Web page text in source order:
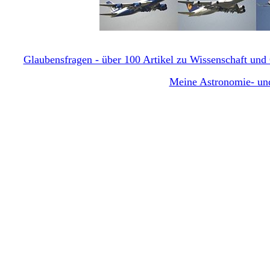
Glaubensfragen - über 100 Artikel zu Wissenschaft
Meine Astronomie-